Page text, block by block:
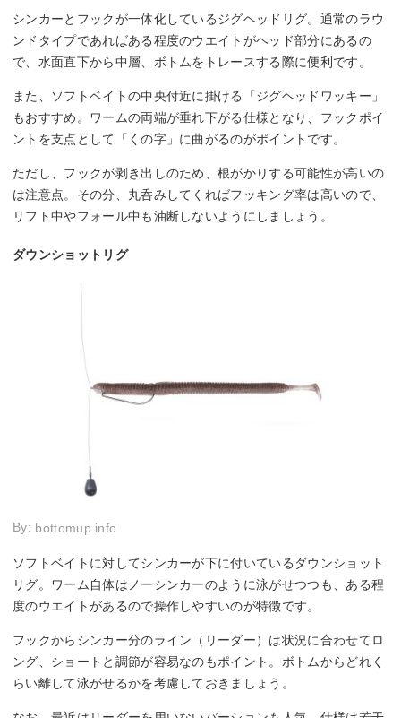
シンカーとフックが一体化しているジグヘッドリグ。通常のラウ
ンドタイプであればある程度のウエイトがヘッド部分にあるの
で、水面直下から中層、ボトムをトレースする際に便利です。
また、ソフトベイトの中央付近に掛ける「ジグヘッドワッキー」
もおすすめ。ワームの両端が垂れ下がる仕様となり、フックポイ
ントを支点として「くの字」に曲がるのがポイントです。
ただし、フックが剥き出しのため、根がかりする可能性が高いの
は注意点。その分、丸呑みしてくればフッキング率は高いので、
リフト中やフォール中も油断しないようにしましょう。
ダウンショットリグ
By: bottomup.info
ソフトベイトに対してシンカーが下に付いているダウンショット
リグ。ワーム自体はノーシンカーのように泳がせつつも、ある程
度のウエイトがあるので操作しやすいのが特徴です。
フックからシンカー分のライン（リーダー）は状況に合わせてロ
ング、ショートと調節が容易なのもポイント。ボトムからどれく
らい離して泳がせるかを考慮しておきましょう。